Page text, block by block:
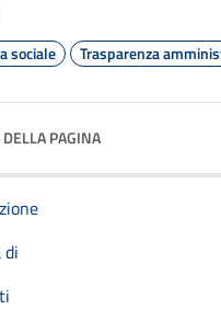
sociale
Trasparenza
PAGINA
di